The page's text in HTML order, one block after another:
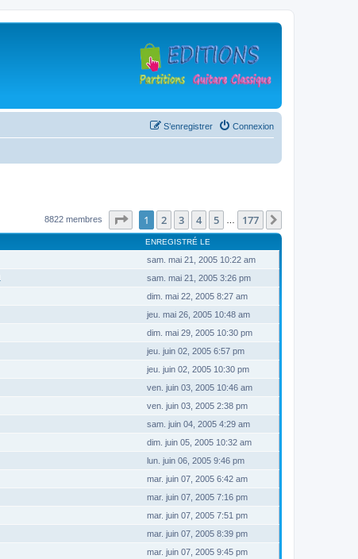
Connexion
S’enregistrer
8822 membres Page sur177
1 2 3 4 5 177
ENREGISTRÉ LE
sam. mai 21, 2005 10:22 am
sam. mai 21, 2005 3:26 pm
dim. mai 22, 2005 8:27 am
jeu. mai 26, 2005 10:48 am
dim. mai 29, 2005 10:30 pm
jeu. juin 02, 2005 6:57 pm
jeu. juin 02, 2005 10:30 pm
ven. juin 03, 2005 10:46 am
ven. juin 03, 2005 2:38 pm
sam. juin 04, 2005 4:29 am
dim. juin 05, 2005 10:32 am
lun. juin 06, 2005 9:46 pm
mar. juin 07, 2005 6:42 am
mar. juin 07, 2005 7:16 pm
mar. juin 07, 2005 7:51 pm
mar. juin 07, 2005 8:39 pm
mar. juin 07, 2005 9:45 pm